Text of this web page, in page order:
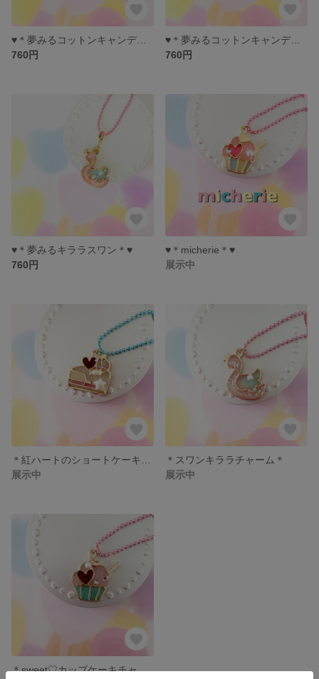
760円
760円
♥️＊夢みるキララスワン＊♥️
760円
♥️＊micherie＊♥️
展示中
展示中
＊スワンキララチャーム＊
展示中
＊sweet♡カップケーキチャーム＊